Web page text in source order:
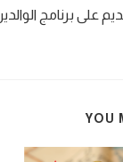
على برنامج
YOU